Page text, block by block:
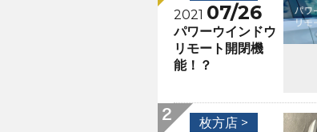
2021 07/26
パワーウインドウ
リモート開閉機
能！？
枚方店 >